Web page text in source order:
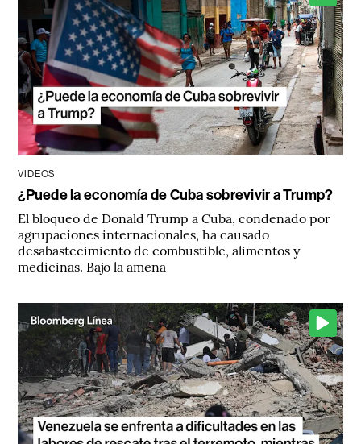
VIDEOS
¿Puede la economía de Cuba sobrevivir a Trump?
El bloqueo de Donald Trump a Cuba, condenado por
agrupaciones internacionales, ha causado
desabastecimiento de combustible, alimentos y
medicinas. Bajo la amena